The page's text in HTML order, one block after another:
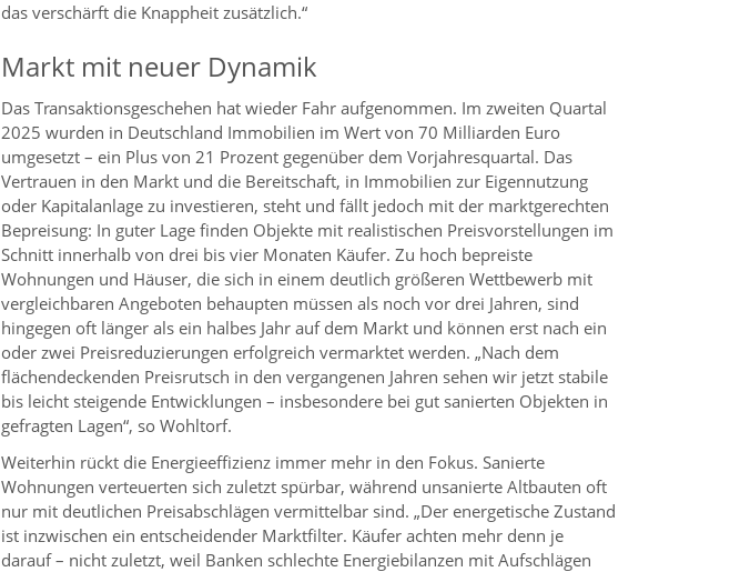
das verschärft die Knappheit zusätzlich.“
Markt mit neuer Dynamik
Das Transaktionsgeschehen hat wieder Fahr aufgenommen. Im zweiten Quartal
2025 wurden in Deutschland Immobilien im Wert von 70 Milliarden Euro
umgesetzt – ein Plus von 21 Prozent gegenüber dem Vorjahresquartal. Das
Vertrauen in den Markt und die Bereitschaft, in Immobilien zur Eigennutzung
oder Kapitalanlage zu investieren, steht und fällt jedoch mit der marktgerechten
Bepreisung: In guter Lage finden Objekte mit realistischen Preisvorstellungen im
Schnitt innerhalb von drei bis vier Monaten Käufer. Zu hoch bepreiste
Wohnungen und Häuser, die sich in einem deutlich größeren Wettbewerb mit
vergleichbaren Angeboten behaupten müssen als noch vor drei Jahren, sind
hingegen oft länger als ein halbes Jahr auf dem Markt und können erst nach ein
oder zwei Preisreduzierungen erfolgreich vermarktet werden. „Nach dem
flächendeckenden Preisrutsch in den vergangenen Jahren sehen wir jetzt stabile
bis leicht steigende Entwicklungen – insbesondere bei gut sanierten Objekten in
gefragten Lagen“, so Wohltorf.
Weiterhin rückt die Energieeffizienz immer mehr in den Fokus. Sanierte
Wohnungen verteuerten sich zuletzt spürbar, während unsanierte Altbauten oft
nur mit deutlichen Preisabschlägen vermittelbar sind. „Der energetische Zustand
ist inzwischen ein entscheidender Marktfilter. Käufer achten mehr denn je
darauf – nicht zuletzt, weil Banken schlechte Energiebilanzen mit Aufschlägen